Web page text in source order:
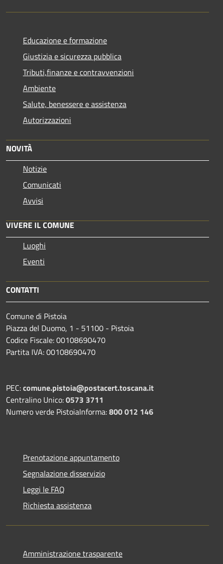
Educazione e formazione
Giustizia e sicurezza pubblica
Tributi,finanze e contravvenzioni
Ambiente
Salute, benessere e assistenza
Autorizzazioni
NOVITÀ
Notizie
Comunicati
Avvisi
VIVERE IL COMUNE
Luoghi
Eventi
CONTATTI
Comune di Pistoia
Piazza del Duomo, 1 - 51100 - Pistoia
Codice Fiscale: 00108690470
Partita IVA: 00108690470
PEC:comune.pistoia@postacert.toscana.it
Centralino Unico:0573 3711
Numero verde PistoiaInforma:800 012 146
Prenotazione appuntamento
Segnalazione disservizio
Leggi le FAQ
Richiesta assistenza
Amministrazione trasparente